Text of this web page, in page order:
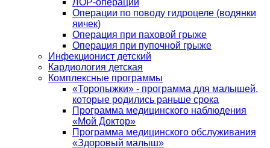
ЛОР-операции
Операции по поводу гидроцеле (водянки
яичек)
Операция при паховой грыже
Операция при пупочной грыже
Инфекционист детский
Кардиология детская
Комплексные программы
«Торопыжки» - программа для малышей,
которые родились раньше срока
Программа медицинского наблюдения
«Мой Доктор»
Программа медицинского обслуживания
«Здоровый малыш»